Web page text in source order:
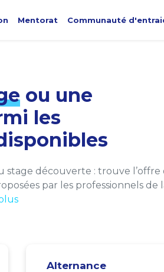
Mentorat Communauté
ou une
les
stage découverte : trouve l’offre
par les professionnels de
Alternance